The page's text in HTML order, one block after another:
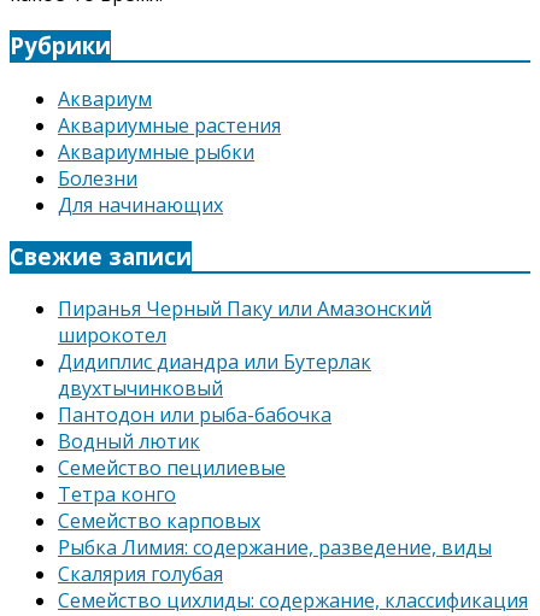
Рубрики
Аквариум
Аквариумные растения
Аквариумные рыбки
Болезни
Для начинающих
Свежие записи
Пиранья Черный Паку или Амазонский
широкотел
Дидиплис диандра или Бутерлак
двухтычинковый
Пантодон или рыба-бабочка
Водный лютик
Семейство пецилиевые
Тетра конго
Семейство карповых
Рыбка Лимия: содержание, разведение, виды
Скалярия голубая
Семейство цихлиды: содержание, классификация